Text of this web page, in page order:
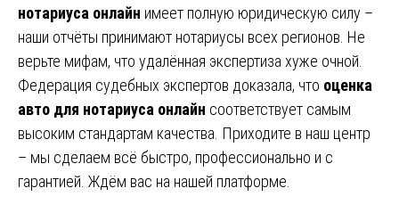
нотариуса онлайн имеет полную юридическую силу –
наши отчёты принимают нотариусы всех регионов. Не
верьте мифам, что удалённая экспертиза хуже очной.
Федерация судебных экспертов доказала, что оценка
авто для нотариуса онлайн соответствует самым
высоким стандартам качества. Приходите в наш центр
– мы сделаем всё быстро, профессионально и с
гарантией. Ждём вас на нашей платформе.